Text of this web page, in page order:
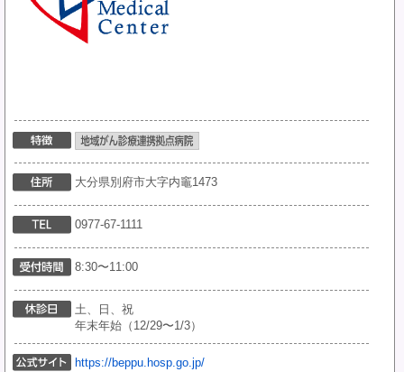
大分県別府市大字内竈1473
0977-67-1111
8:30〜11:00
土、日、祝
年末年始（12/29〜1/3）
https://beppu.hosp.go.jp/